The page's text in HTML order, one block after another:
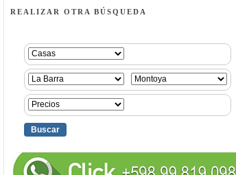
REALIZAR OTRA BÚSQUEDA